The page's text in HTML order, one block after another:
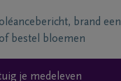
brand een
bestel bloemen
je medeleven